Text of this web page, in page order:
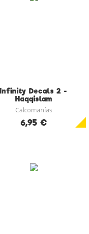
Infinity Decals 2 -
Haqqislam
Calcomanías
6,95 €